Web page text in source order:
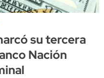
su tercera
Nación